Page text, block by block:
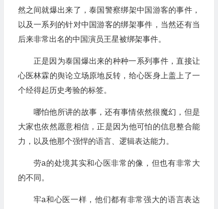
然之间就爆出来了，泰国警察绑架中国游客的事件，
以及一系列的针对中国游客的绑架事件，当然还有当
后来非常出名的中国演员王星被绑架事件。
正是因为泰国爆出来的种种一系列事件，直接让
心医林霖的舆论立场原地反转，给心医身上盖上了一
个经得起历史考验的标签。
哪怕他所讲的故事，还有事情依然很魔幻，但是
大家也依然愿意相信，正是因为他可怕的信息整合能
力，以及他那个强悍的语言、逻辑表达能力。
劳a的处境其实和心医非常的像，但也有非常大
的不同。
牢a和心医一样，他们都有非常强大的语言表达